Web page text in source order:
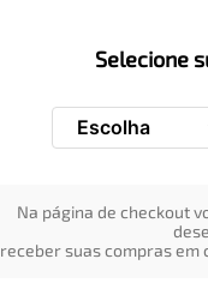
Selecione
Na página de checkout
receber suas compras em